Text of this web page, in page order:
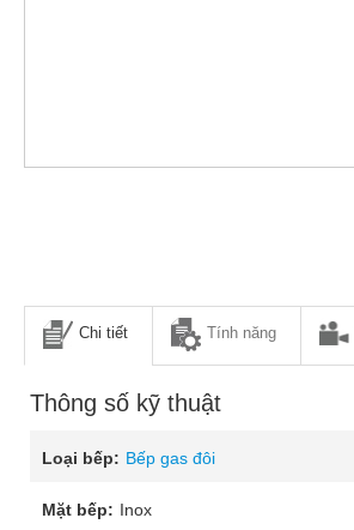
Chi tiết Tính năng
Thông số kỹ thuật
Loại bếp: Bếp gas đôi
Mặt bếp: Inox